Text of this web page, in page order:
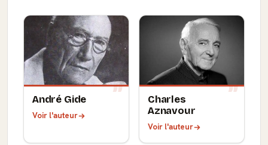
André Gide
Voir l'auteur
Charles
Aznavour
Voir l'auteur